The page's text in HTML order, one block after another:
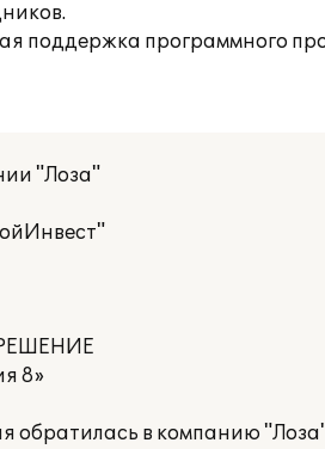
поддержка программного
"Лоза"
8»
обратилась в компанию